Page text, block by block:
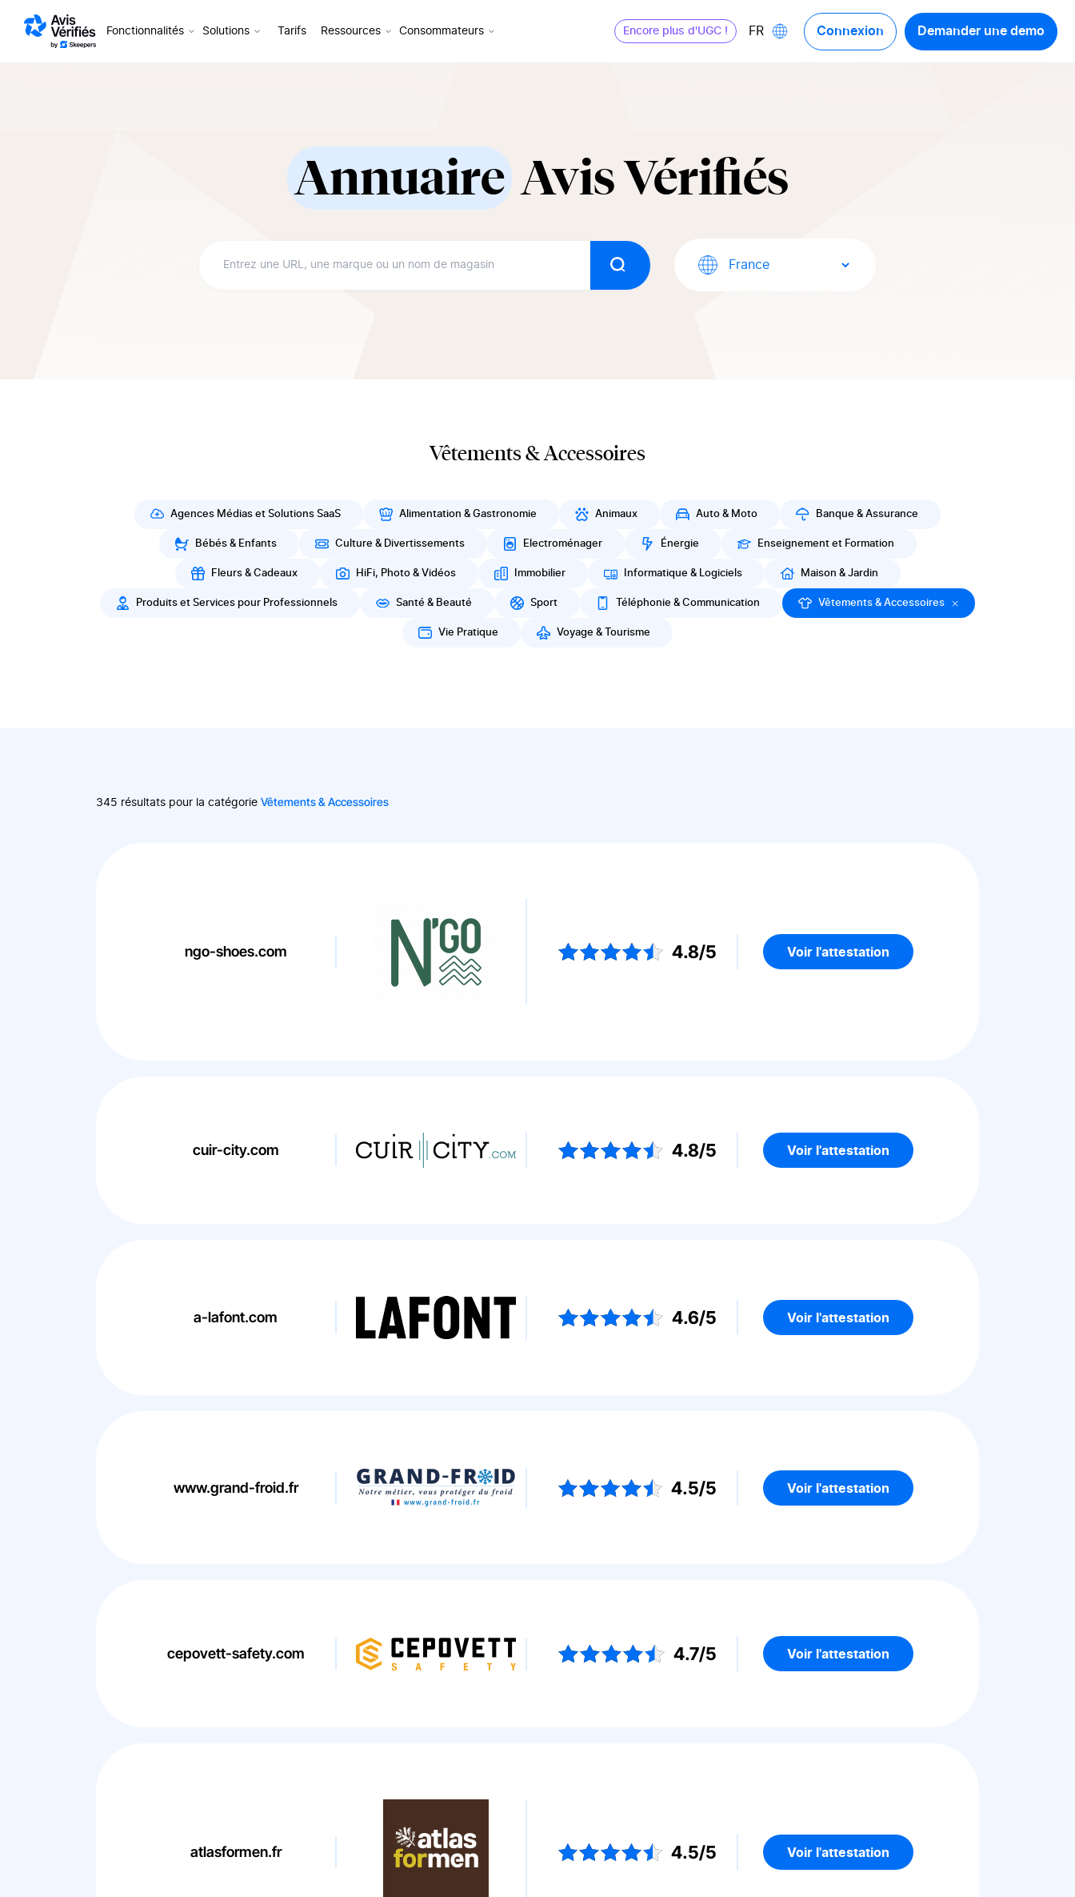
Fonctionnalités Solutions Tarifs Ressources Consommateurs Encore plus d'UGC ! FR Connexion Demander une demo
Annuaire Avis Vérifiés
Rechercher
Vêtements & Accessoires
Agences Médias et Solutions SaaS Alimentation & Gastronomie Animaux Auto & Moto Banque & Assurance
Bébés & Enfants Culture & Divertissements Electroménager Énergie Enseignement et Formation
Fleurs & Cadeaux HiFi, Photo & Vidéos Immobilier Informatique & Logiciels Maison & Jardin
Produits et Services pour Professionnels Santé & Beauté Sport Téléphonie & Communication Vêtements & Accessoires
Vie Pratique Voyage & Tourisme
345 résultats pour la catégorie Vêtements & Accessoires
ngo-shoes.com 4.8/5 Voir l'attestation
cuir-city.com 4.8/5 Voir l'attestation
a-lafont.com 4.6/5 Voir l'attestation
www.grand-froid.fr 4.5/5 Voir l'attestation
cepovett-safety.com 4.7/5 Voir l'attestation
atlasformen.fr 4.5/5 Voir l'attestation